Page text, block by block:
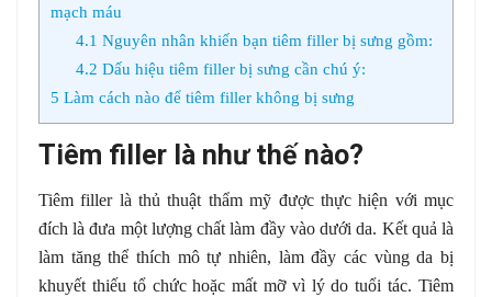
mạch máu
4.1 Nguyên nhân khiến bạn tiêm filler bị sưng gồm:
4.2 Dấu hiệu tiêm filler bị sưng cần chú ý:
5 Làm cách nào để tiêm filler không bị sưng
Tiêm filler là như thế nào?
Tiêm filler là thủ thuật thẩm mỹ được thực hiện với mục
đích là đưa một lượng chất làm đầy vào dưới da. Kết quả là
làm tăng thể thích mô tự nhiên, làm đầy các vùng da bị
khuyết thiếu tổ chức hoặc mất mỡ vì lý do tuổi tác. Tiêm